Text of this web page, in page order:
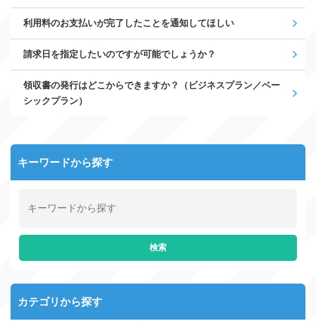
キーワードから探す
カテゴリから探す
利用料のお支払いが完了したことを通知してほしい
請求日を指定したいのですが可能でしょうか？
領収書の発行はどこからできますか？（ビジネスプラン／ベー
シックプラン）